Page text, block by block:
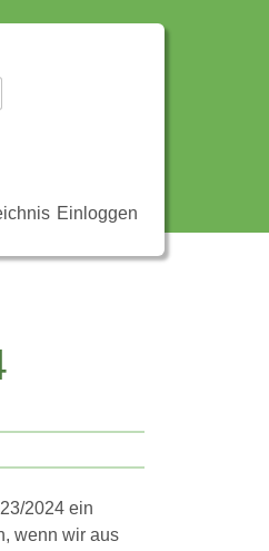
Einloggen
2024 ein
wenn wir aus